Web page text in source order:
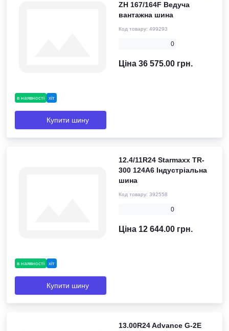
в наявності хіт
ZH 167/164F Ведуча
вантажна шина
Код товару: 499293
0
Ціна 36 575.00 грн.
Купити шину
в наявності хіт
12.4/11R24 Starmaxx TR-
300 124A6 Індустріальна
шина
Код товару: 392558
0
Ціна 12 644.00 грн.
Купити шину
13.00R24 Advance G-2Е